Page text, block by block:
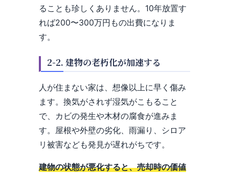
ることも珍しくありません。10年放置す
れば200〜300万円もの出費になりま
す。
2-2. 建物の老朽化が加速する
人が住まない家は、想像以上に早く傷み
ます。換気がされず湿気がこもること
で、カビの発生や木材の腐食が進みま
す。屋根や外壁の劣化、雨漏り、シロア
リ被害なども発見が遅れがちです。
建物の状態が悪化すると、売却時の価値